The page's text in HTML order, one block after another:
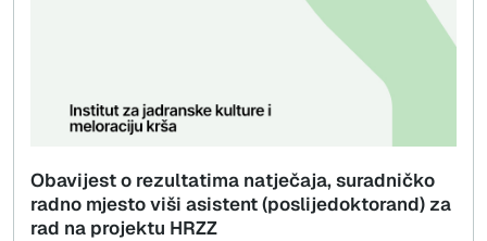
Obavijest o rezultatima natječaja, suradničko
radno mjesto viši asistent (poslijedoktorand) za
rad na projektu HRZZ